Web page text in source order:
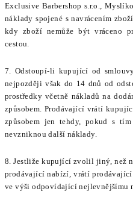
Exclusive Barbershop s.r.o.,
náklady spojené s navrácením
kdy zboží nemůže být vráceno
cestou.
7. Odstoupí-li kupující od
nejpozději však do 14 dnů od
prostředky včetně nákladů na
způsobem. Prodávající vrátí
způsobem jen tehdy, pokud s
nevzniknou další náklady.
8. Jestliže kupující zvolil jiný, než
prodávající nabízí, vrátí
ve výši odpovídající nejlevnějšímu